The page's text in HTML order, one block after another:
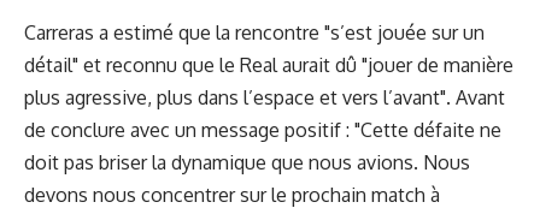
Carreras a estimé que la rencontre "s’est jouée sur un
détail" et reconnu que le Real aurait dû "jouer de manière
plus agressive, plus dans l’espace et vers l’avant". Avant
de conclure avec un message positif : "Cette défaite ne
doit pas briser la dynamique que nous avions. Nous
devons nous concentrer sur le prochain match à